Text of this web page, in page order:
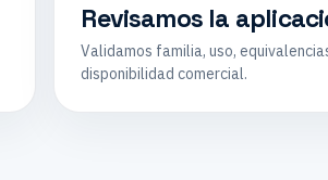
Revisamos la
Validamos familia, uso,
disponibilidad comercial.